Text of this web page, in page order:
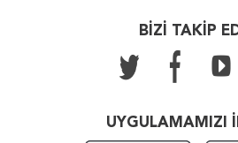
BİZİ TAKİP
UYGULAMAMIZI